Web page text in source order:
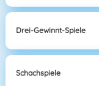
Drei-Gewinnt-Spiele
Schachspiele